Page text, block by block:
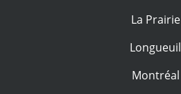
La Prairie
Longueuil
Montréal